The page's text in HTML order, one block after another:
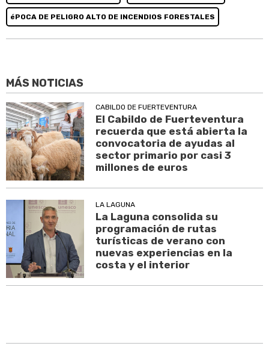
éPOCA DE PELIGRO ALTO DE INCENDIOS FORESTALES
MÁS NOTICIAS
CABILDO DE FUERTEVENTURA
El Cabildo de Fuerteventura
recuerda que está abierta la
convocatoria de ayudas al
sector primario por casi 3
millones de euros
LA LAGUNA
La Laguna consolida su
programación de rutas
turísticas de verano con
nuevas experiencias en la
costa y el interior